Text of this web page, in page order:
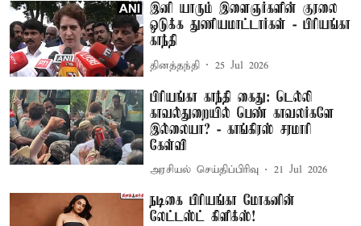
இனி யாரும் இளைஞர்களின் குரலை
ஒடுக்க துணியமாட்டார்கள் - பிரியங்கா
காந்தி
தினத்தந்தி 25 Jul 2026
பிரியங்கா காந்தி கைது: டெல்லி
காவல்துறையில் பெண் காவலர்களே
இல்லையா? - காங்கிரஸ் சரமாரி
கேள்வி
அரசியல் செய்திப்பிரிவு 21 Jul 2026
நடிகை பிரியங்கா மோகனின்
லேட்டஸ்ட் கிளிக்ஸ்!